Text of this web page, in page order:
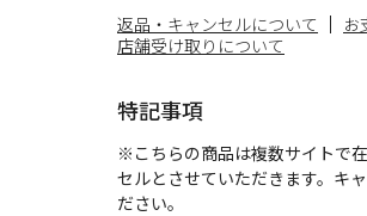
返品・キャンセルについて お
店舗受け取りについて
特記事項
※こちらの商品は複数サイトで
セルとさせていただきます。キ
ださい。